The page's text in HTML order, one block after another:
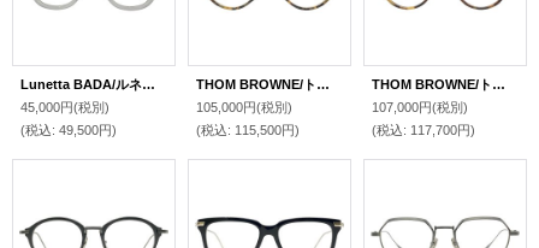
Lunetta BADA/ルネッタ バダ【No.1/02】0060 47サイズ
45,000円(税別)
(税込: 49,500円)
THOM BROWNE/トム ブラウン【UEO404A】205 brown tortoise 46サイズ
105,000円(税別)
(税込: 115,500円)
THOM BROWNE/トム ブラウン【UEO011A】215 Honey Tortoise/Gold 46サイズ
107,000円(税別)
(税込: 117,700円)